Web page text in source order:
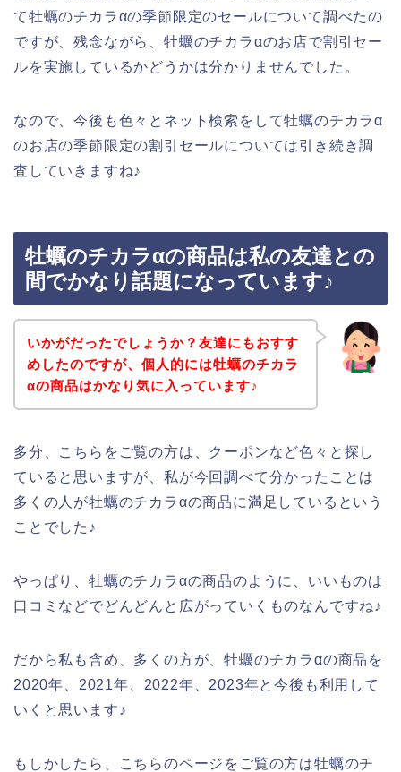
て牡蠣のチカラαの季節限定のセールについて調べたの
ですが、残念ながら、牡蠣のチカラαのお店で割引セー
ルを実施しているかどうかは分かりませんでした。
なので、今後も色々とネット検索をして牡蠣のチカラα
のお店の季節限定の割引セールについては引き続き調
査していきますね♪
牡蠣のチカラαの商品は私の友達との
間でかなり話題になっています♪
いかがだったでしょうか？友達にもおすす
めしたのですが、個人的には牡蠣のチカラ
αの商品はかなり気に入っています♪
多分、こちらをご覧の方は、クーポンなど色々と探し
ていると思いますが、私が今回調べて分かったことは
多くの人が牡蠣のチカラαの商品に満足しているという
ことでした♪
やっぱり、牡蠣のチカラαの商品のように、いいものは
口コミなどでどんどんと広がっていくものなんですね♪
だから私も含め、多くの方が、牡蠣のチカラαの商品を
2020年、2021年、2022年、2023年と今後も利用して
いくと思います♪
もしかしたら、こちらのページをご覧の方は牡蠣のチ